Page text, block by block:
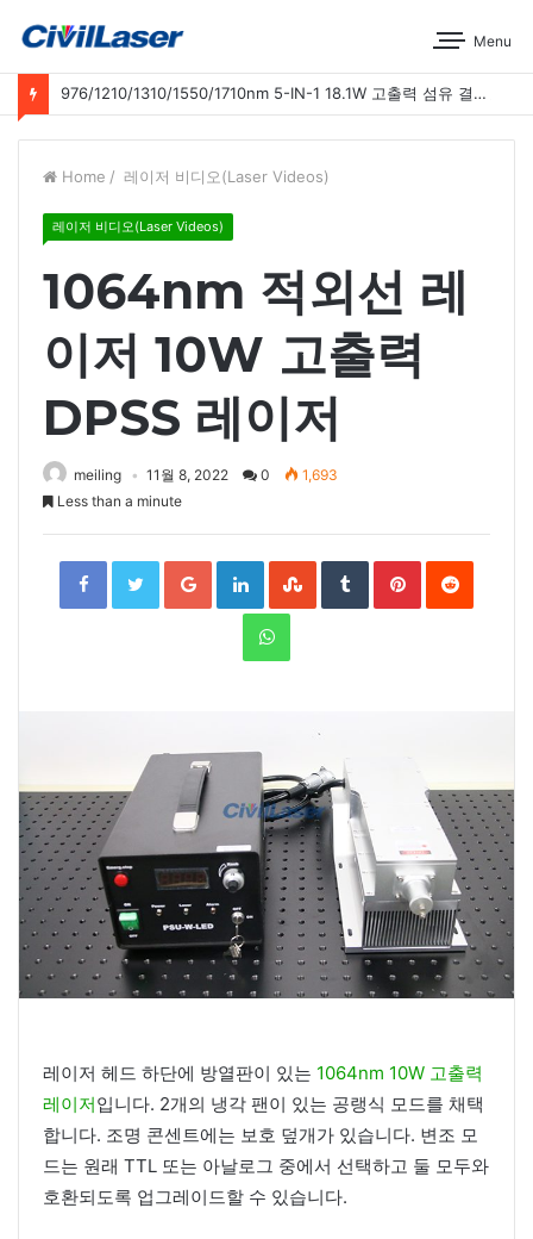
Menu
976/1210/1310/1550/1710nm 5-IN-1 18.1W 고출력 섬유 결합 레이저 운영 시연
Home / 레이저 비디오(Laser Videos)
레이저 비디오(Laser Videos)
1064nm 적외선 레
이저 10W 고출력
DPSS 레이저
meiling 11월 8, 2022 0
1,693
Less than a minute
FacebookTwitterGoogle+LinkedInStumbleUpon
TumblrPinterestReddit
WhatsApp
레이저 헤드 하단에 방열판이 있는 1064nm 10W 고출력
레이저입니다. 2개의 냉각 팬이 있는 공랭식 모드를 채택
합니다. 조명 콘센트에는 보호 덮개가 있습니다. 변조 모
드는 원래 TTL 또는 아날로그 중에서 선택하고 둘 모두와
호환되도록 업그레이드할 수 있습니다.